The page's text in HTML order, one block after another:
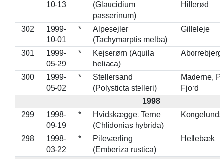
10-13
(Glaucidium
passerinum)
Hillerød
302
1999-
10-01
*
Alpesejler
(Tachymarptis melba)
Gilleleje
301
1999-
05-29
*
Kejserørn (Aquila
heliaca)
300
1999-
05-02
*
Stellersand
(Polysticta stelleri)
Maderne,
Fjord
1998
299
1998-
09-19
*
Hvidskægget Terne
(Chlidonias hybrida)
298
1998-
03-22
*
Pileværling
(Emberiza rustica)
Hellebæk